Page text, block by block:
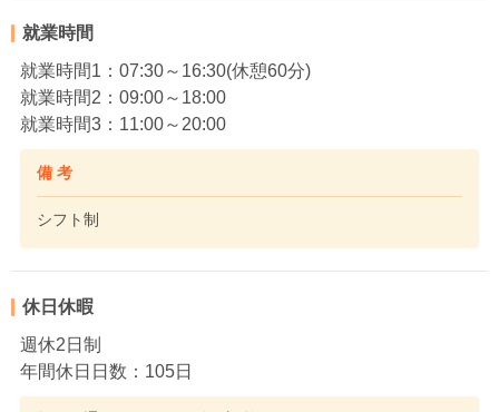
就業時間
就業時間1：07:30～16:30(休憩60分)
就業時間2：09:00～18:00
就業時間3：11:00～20:00
備 考
シフト制
休日休暇
週休2日制
年間休日日数：105日